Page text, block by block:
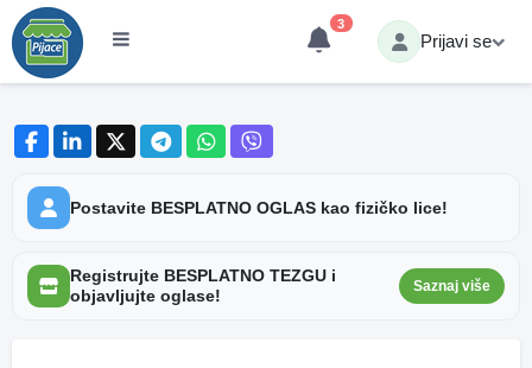
3
Prijavi se
Postavite BESPLATNO OGLAS kao fizičko lice!
Registrujte BESPLATNO TEZGU i
objavljujte oglase!
Saznaj više